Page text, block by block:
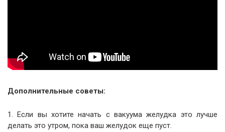
Дополнительные советы:
1. Если вы хотите начать с вакуума желудка это лучше
делать это утром, пока ваш желудок еще пуст.